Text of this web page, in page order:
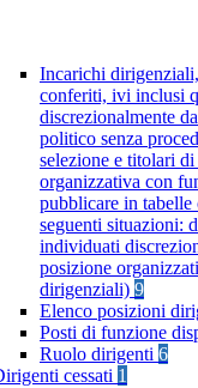
Incarichi
conferiti, ivi inclusi
discrezionalmente
politico senza
selezione e titolari
organizzativa con
pubblicare in tabelle
seguenti situazioni:
individuati
posizione
dirigenziali) 9
Elenco posizioni
Posti di funzione
Ruolo dirigenti 6
cessati 1